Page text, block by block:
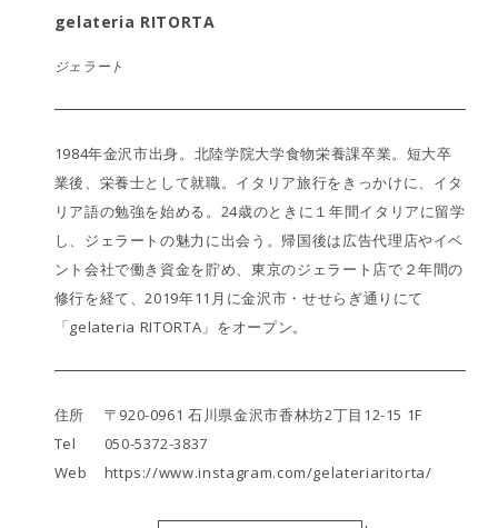
gelateria RITORTA
ジェラート
1984年金沢市出身。北陸学院大学食物栄養課卒業。短大卒
業後、栄養士として就職。イタリア旅行をきっかけに、イタ
リア語の勉強を始める。24歳のときに１年間イタリアに留学
し、ジェラートの魅力に出会う。帰国後は広告代理店やイベ
ント会社で働き資金を貯め、東京のジェラート店で２年間の
修行を経て、2019年11月に金沢市・せせらぎ通りにて
「gelateria RITORTA」をオープン。
住所
〒920-0961 石川県金沢市香林坊2丁目12-15 1F
Tel
050-5372-3837
Web
https://www.instagram.com/gelateriaritorta/